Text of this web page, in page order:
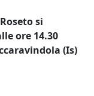
si
ore 14.30
(Is)